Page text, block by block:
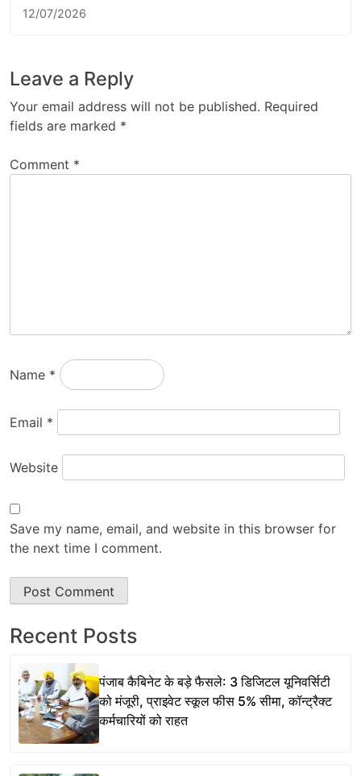
12/07/2026
Leave a Reply
Your email address will not be published. Required
fields are marked *
Comment *
Name *
Email *
Website
Save my name, email, and website in this browser for
the next time I comment.
Recent Posts
पंजाब कैबिनेट के बड़े फैसले: 3 डिजिटल यूनिवर्सिटी
को मंजूरी, प्राइवेट स्कूल फीस 5% सीमा, कॉन्ट्रैक्ट
कर्मचारियों को राहत